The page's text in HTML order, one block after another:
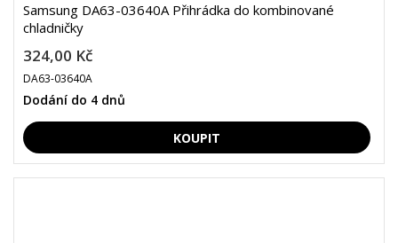
Samsung DA63-03640A Přihrádka do kombinované
chladničky
324,00 Kč
DA63-03640A
Dodání do 4 dnů